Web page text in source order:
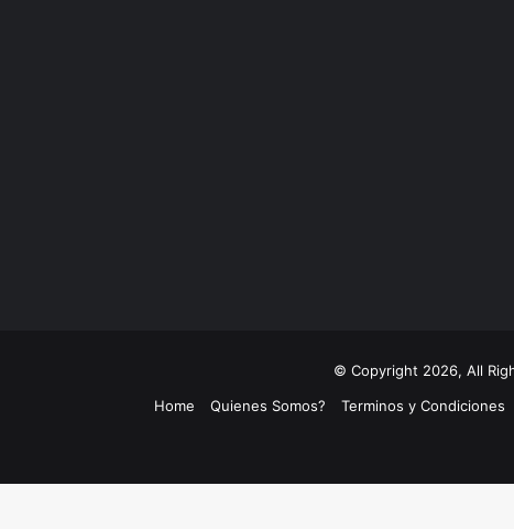
© Copyright 2026, All
Home
Quienes Somos? Terminos y Condiciones